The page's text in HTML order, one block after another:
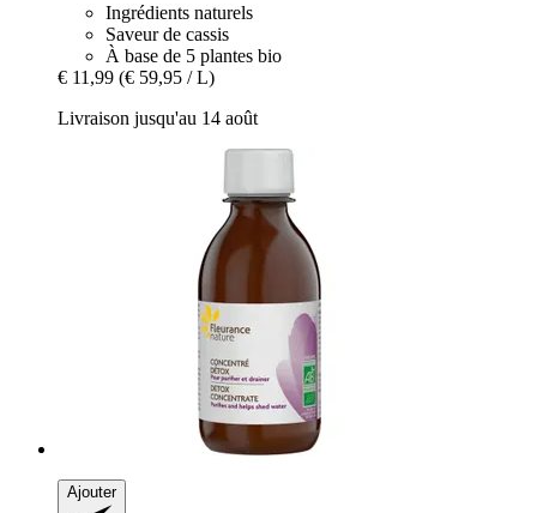
Ingrédients naturels
Saveur de cassis
À base de 5 plantes bio
€ 11,99 (€ 59,95 / L)
Livraison jusqu'au 14 août
Ajouter